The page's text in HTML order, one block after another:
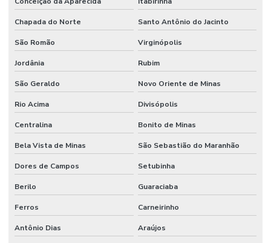
Chapada do Norte Santo Antônio do Jacinto
São Romão Virginópolis
Jordânia Rubim
São Geraldo Novo Oriente de Minas
Rio Acima Divisópolis
Centralina Bonito de Minas
Bela Vista de Minas São Sebastião do Maranhão
Dores de Campos Setubinha
Berilo Guaraciaba
Ferros Carneirinho
Antônio Dias Araújos